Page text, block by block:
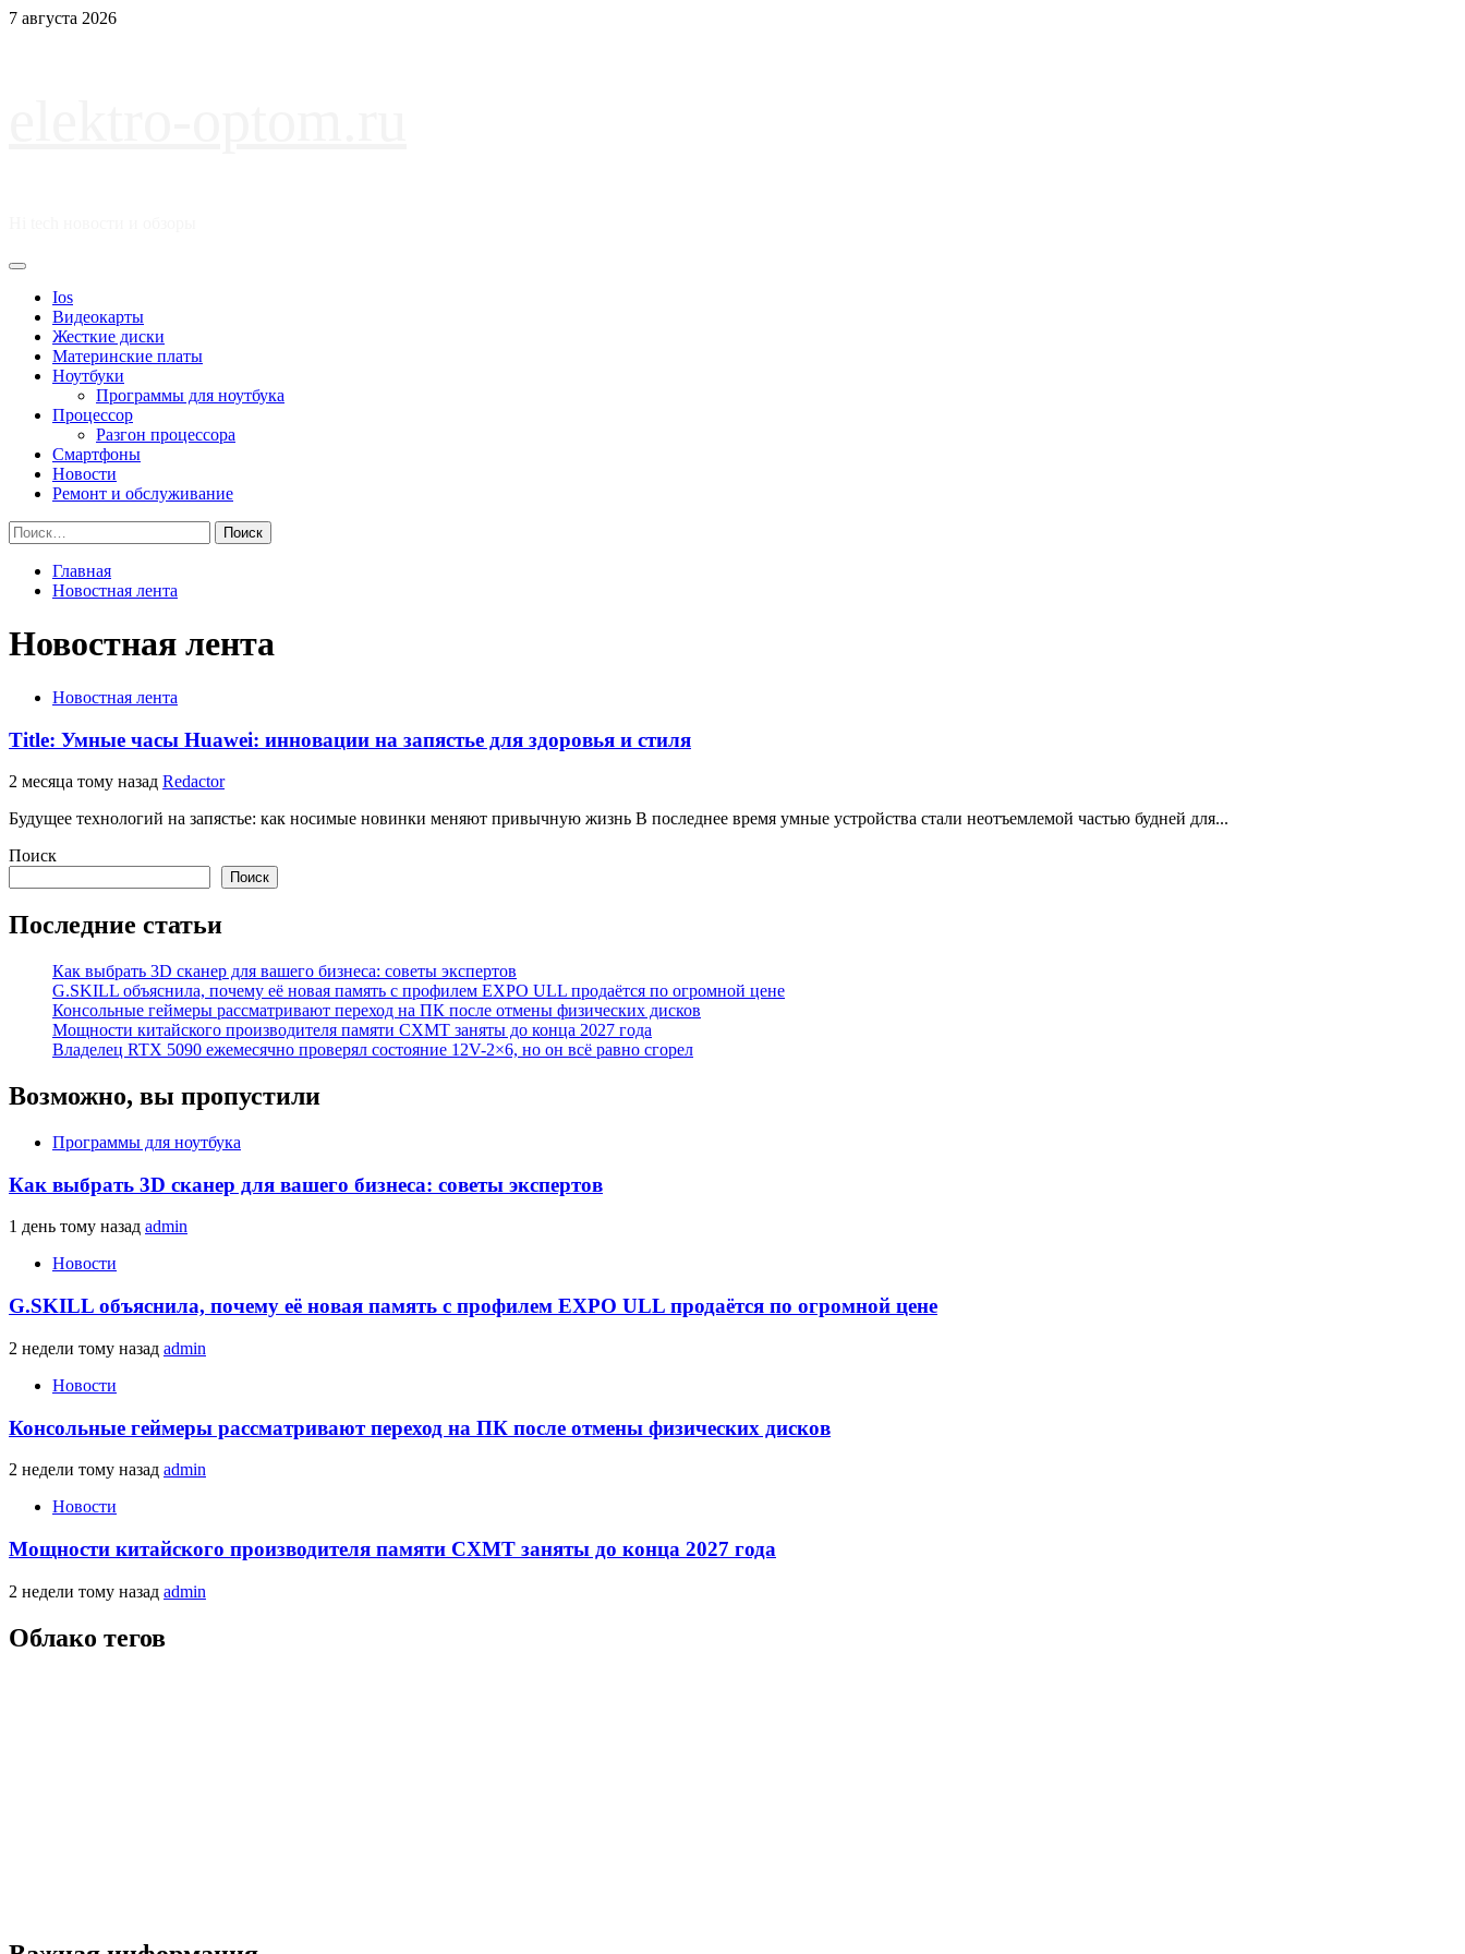
Перейти
7 августа 2026
Основное
Ios
Видеокарты
Жесткие диски
Материнские платы
Ноутбуки
Программы для ноутбука
Процессор
Разгон процессора
Смартфоны
Новости
Ремонт и обслуживание
Найти:
Главная
Новостная лента
Новостная лента
Новостная лента
Title: Умные часы Huawei: инновации на запястье для здоровья и стиля
2 месяца тому назад Redactor
Будущее технологий на запястье: как носимые новинки меняют привычную жизнь В последнее время умные устройства стали неотъемлемой частью будней для...
Поиск
Поиск
Последние статьи
Как выбрать 3D сканер для вашего бизнеса: советы экспертов
G.SKILL объяснила, почему её новая память с профилем EXPO ULL продаётся по огромной цене
Консольные геймеры рассматривают переход на ПК после отмены физических дисков
Мощности китайского производителя памяти CXMT заняты до конца 2027 года
Владелец RTX 5090 ежемесячно проверял состояние 12V-2×6, но он всё равно сгорел
Возможно, вы пропустили
Программы для ноутбука
Как выбрать 3D сканер для вашего бизнеса: советы экспертов
1 день тому назад admin
Новости
G.SKILL объяснила, почему её новая память с профилем EXPO ULL продаётся по огромной цене
2 недели тому назад admin
Новости
Консольные геймеры рассматривают переход на ПК после отмены физических дисков
2 недели тому назад admin
Новости
Мощности китайского производителя памяти CXMT заняты до конца 2027 года
2 недели тому назад admin
Облако тегов